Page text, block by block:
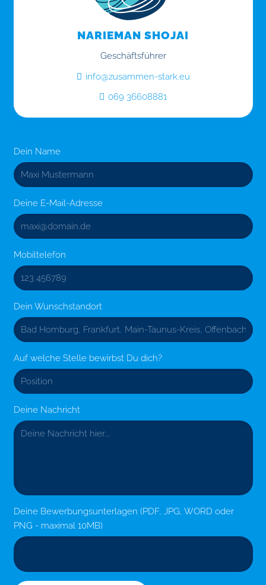
NARIEMAN SHOJAI
Geschäftsführer
info@zusammen-stark.eu
069 36608881
Dein Name
Deine E-Mail-Adresse
Mobiltelefon
Dein Wunschstandort
Auf welche Stelle bewirbst Du dich?
Deine Nachricht
Deine Bewerbungsunterlagen (PDF, JPG, WORD oder
PNG - maximal 10MB)